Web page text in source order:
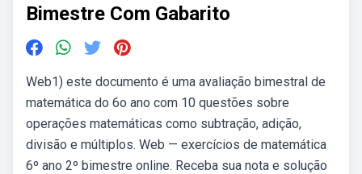
Bimestre Com Gabarito
Web1) este documento é uma avaliação bimestral de
matemática do 6o ano com 10 questões sobre
operações matemáticas como subtração, adição,
divisão e múltiplos. Web — exercícios de matemática
6º ano 2º bimestre online. Receba sua nota e solução